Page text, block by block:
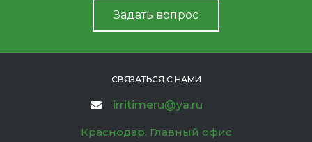
Задать вопрос
СВЯЗАТЬСЯ С НАМИ
irritimeru@ya.ru
Краснодар. Главный офис